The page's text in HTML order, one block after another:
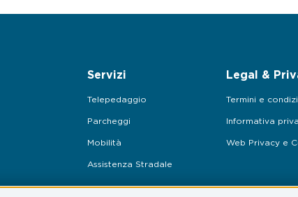
Servizi
Telepedaggio
Parcheggi
Mobilità
Assistenza Stradale
Legal &
Termini e
Informativa
Web Privacy e